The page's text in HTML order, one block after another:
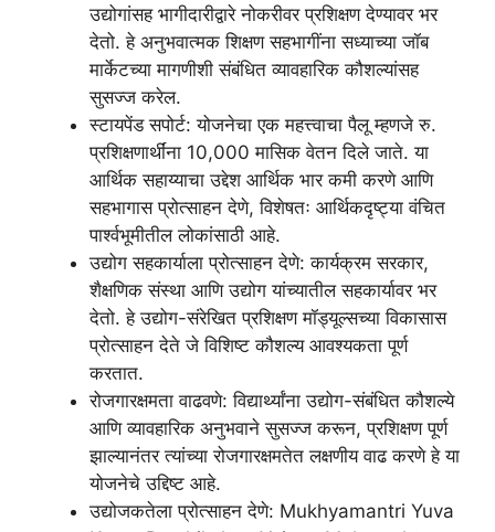
उद्योगांसह भागीदारीद्वारे नोकरीवर प्रशिक्षण देण्यावर भर
देतो. हे अनुभवात्मक शिक्षण सहभागींना सध्याच्या जॉब
मार्केटच्या मागणीशी संबंधित व्यावहारिक कौशल्यांसह
सुसज्ज करेल.
स्टायपेंड सपोर्ट: योजनेचा एक महत्त्वाचा पैलू म्हणजे रु.
प्रशिक्षणार्थींना 10,000 मासिक वेतन दिले जाते. या
आर्थिक सहाय्याचा उद्देश आर्थिक भार कमी करणे आणि
सहभागास प्रोत्साहन देणे, विशेषतः आर्थिकदृष्ट्या वंचित
पार्श्वभूमीतील लोकांसाठी आहे.
उद्योग सहकार्याला प्रोत्साहन देणे: कार्यक्रम सरकार,
शैक्षणिक संस्था आणि उद्योग यांच्यातील सहकार्यावर भर
देतो. हे उद्योग-संरेखित प्रशिक्षण मॉड्यूल्सच्या विकासास
प्रोत्साहन देते जे विशिष्ट कौशल्य आवश्यकता पूर्ण
करतात.
रोजगारक्षमता वाढवणे: विद्यार्थ्यांना उद्योग-संबंधित कौशल्ये
आणि व्यावहारिक अनुभवाने सुसज्ज करून, प्रशिक्षण पूर्ण
झाल्यानंतर त्यांच्या रोजगारक्षमतेत लक्षणीय वाढ करणे हे या
योजनेचे उद्दिष्ट आहे.
उद्योजकतेला प्रोत्साहन देणे: Mukhyamantri Yuva